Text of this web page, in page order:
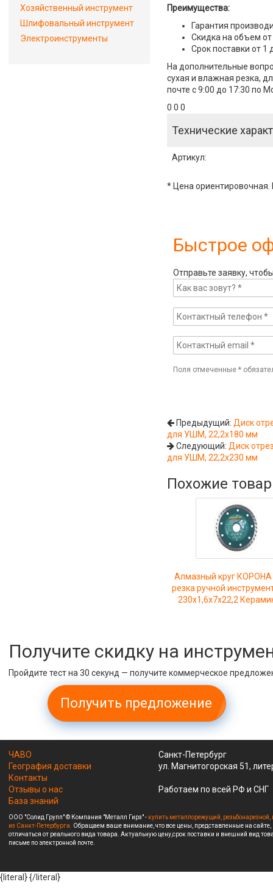
Преимущества:
Гарантия
Скидка на объем от
Срок поставки от 1
На дополнительные
сухая и влажная резка,
почте с 9:00 до 17:30 по
0 0 0
Технические
Артикул:
* Цена ориентировочная.
Быстрое
Отправьте заявку,
Поля отмеченные*
Предыдущий: Диск
для УШМ, 22,2х180 мм
Следующий: Диск
для УШМ, 22,2х230 мм
Похожие
Алмазный круг КОРОНА
резка ручной
230x1,6x7x22,2
Хозяйственный инструмент
Шлифовальный инструмент
Электроинструменты
Получите скидку на
Пройдите тест на 30 секунд — получите коммерческое
Получить предложение
ЧАВО
География доставки
Контакты
Отзывы о нас
База знаний
Санкт-Петербург
ул. Магнитогорская 51,
Работаем по всей РФ и СНГ
ООО "Солид Групп" © Компания "Металл Гирз" - купить металлорежущий,
из Санкт-Петербурга. Обращаем ваше внимание, что все цены, представленные на
отличаться от реального вида товара. Актуальную цену,срок поставки и внешний вид
письме по электронной почте.
{literal}{/literal}